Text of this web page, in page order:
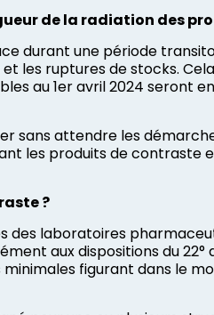
de la radiation des
une période
les ruptures de stocks.
au 1er avril 2024 seront
sans attendre les
les produits de contraste
?
des laboratoires
aux dispositions du 22°
figurant dans le